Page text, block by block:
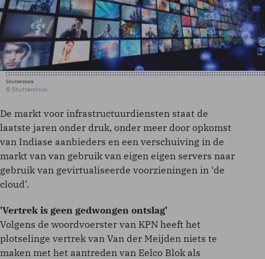
Shutterstock
© Shutterstock
De markt voor infrastructuurdiensten staat de
laatste jaren onder druk, onder meer door opkomst
van Indiase aanbieders en een verschuiving in de
markt van van gebruik van eigen eigen servers naar
gebruik van gevirtualiseerde voorzieningen in ‘de
cloud’.
'Vertrek is geen gedwongen ontslag'
Volgens de woordvoerster van KPN heeft het
plotselinge vertrek van Van der Meijden niets te
maken met het aantreden van Eelco Blok als